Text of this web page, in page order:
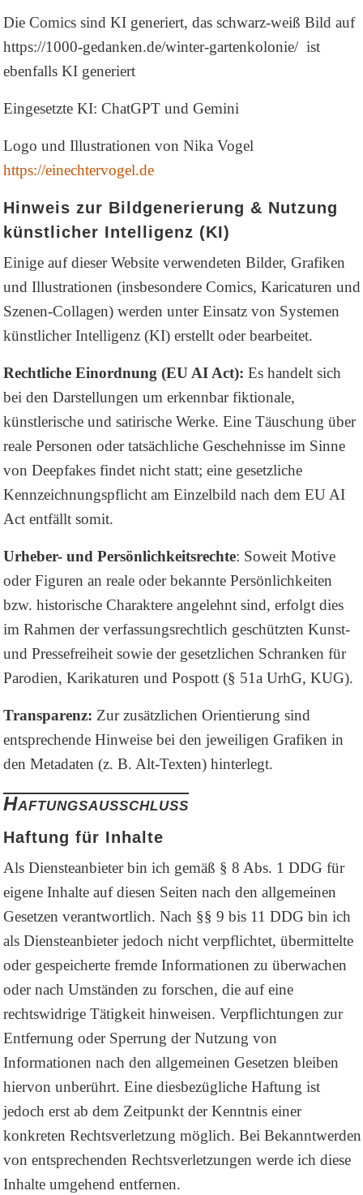
Die Comics sind KI generiert, das schwarz-weiß Bild auf
https://1000-gedanken.de/winter-gartenkolonie/ ist
ebenfalls KI generiert
Eingesetzte KI: ChatGPT und Gemini
Logo und Illustrationen von Nika Vogel
https://einechtervogel.de
Hinweis zur Bildgenerierung & Nutzung
künstlicher Intelligenz (KI)
Einige auf dieser Website verwendeten Bilder, Grafiken
und Illustrationen (insbesondere Comics, Karicaturen und
Szenen-Collagen) werden unter Einsatz von Systemen
künstlicher Intelligenz (KI) erstellt oder bearbeitet.
Rechtliche Einordnung (EU AI Act): Es handelt sich
bei den Darstellungen um erkennbar fiktionale,
künstlerische und satirische Werke. Eine Täuschung über
reale Personen oder tatsächliche Geschehnisse im Sinne
von Deepfakes findet nicht statt; eine gesetzliche
Kennzeichnungspflicht am Einzelbild nach dem EU AI
Act entfällt somit.
Urheber- und Persönlichkeitsrechte: Soweit Motive
oder Figuren an reale oder bekannte Persönlichkeiten
bzw. historische Charaktere angelehnt sind, erfolgt dies
im Rahmen der verfassungsrechtlich geschützten Kunst-
und Pressefreiheit sowie der gesetzlichen Schranken für
Parodien, Karikaturen und Pospott (§ 51a UrhG, KUG).
Transparenz: Zur zusätzlichen Orientierung sind
entsprechende Hinweise bei den jeweiligen Grafiken in
den Metadaten (z. B. Alt-Texten) hinterlegt.
Haftungsausschluss
Haftung für Inhalte
Als Diensteanbieter bin ich gemäß § 8 Abs. 1 DDG für
eigene Inhalte auf diesen Seiten nach den allgemeinen
Gesetzen verantwortlich. Nach §§ 9 bis 11 DDG bin ich
als Diensteanbieter jedoch nicht verpflichtet, übermittelte
oder gespeicherte fremde Informationen zu überwachen
oder nach Umständen zu forschen, die auf eine
rechtswidrige Tätigkeit hinweisen. Verpflichtungen zur
Entfernung oder Sperrung der Nutzung von
Informationen nach den allgemeinen Gesetzen bleiben
hiervon unberührt. Eine diesbezügliche Haftung ist
jedoch erst ab dem Zeitpunkt der Kenntnis einer
konkreten Rechtsverletzung möglich. Bei Bekanntwerden
von entsprechenden Rechtsverletzungen werde ich diese
Inhalte umgehend entfernen.